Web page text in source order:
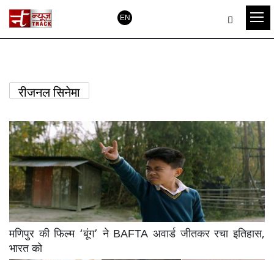
EN
रीजनल सिनेमा
मणिपुर की फिल्म ‘बूंग’ ने BAFTA अवार्ड जीतकर रचा इतिहास,
भारत को